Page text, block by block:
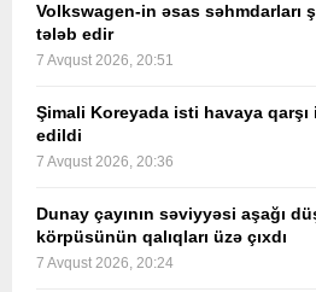
Volkswagen-in əsas səhmdarları
tələb edir
7 Avqust 2026, 20:51
Şimali Koreyada isti havaya
edildi
7 Avqust 2026, 20:36
Dunay çayının səviyyəsi aşağı
körpüsünün qalıqları üzə çıxdı
7 Avqust 2026, 20:24